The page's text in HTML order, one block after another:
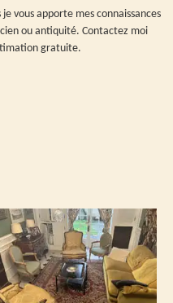
vous apporte mes connaissances
ou antiquité. Contactez moi
gratuite.